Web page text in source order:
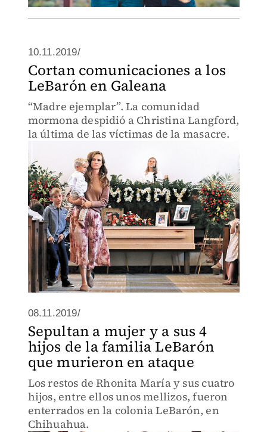
10.11.2019/
Cortan comunicaciones a los
LeBarón en Galeana
“Madre ejemplar”. La comunidad
mormona despidió a Christina Langford,
la última de las víctimas de la masacre.
08.11.2019/
Sepultan a mujer y a sus 4
hijos de la familia LeBarón
que murieron en ataque
Los restos de Rhonita María y sus cuatro
hijos, entre ellos unos mellizos, fueron
enterrados en la colonia LeBarón, en
Chihuahua.